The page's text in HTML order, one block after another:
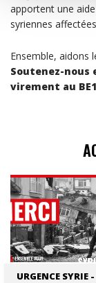
apportent une
syriennes
Ensemble, aidons
Soutenez-nous
virement au
URGENCE SYRIE